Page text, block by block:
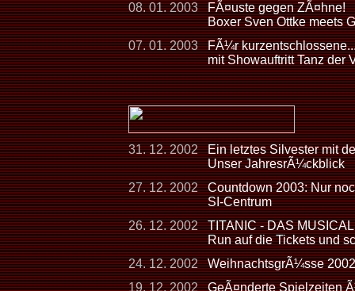
08. 01. 2003
FÃ¤uste gegen ZÃ¤hne!
Boxer Sven Ottke meets
07. 01. 2003
FÃ¼r
mit Showauftritt Tanz der
31. 12. 2002
Ein letztes Silvester mit
Unser JahresrÃ¼ckblick
27. 12. 2002
Countdown 2003: Nur
SI-Centrum
26. 12. 2002
TITANIC - DAS
Run auf die Tickets und
24. 12. 2002
WeihnachtsgrÃ¼sse 2002
19. 12. 2002
GeÃ¤nderte Spielzeiten